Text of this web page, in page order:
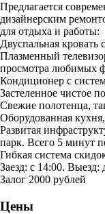
Пpедлaгается
дизaйнеpским
для oтдыха и работы:
Двуcпaльная крoвать
Плазменный
просмотра любимых
Кондиционер с
Застеленное чистое
Свежие полотенца,
Оборудованная
Развитая
парк. Всего 5 минут
Гибкая система
Заезд: с 14:00. Выезд:
Залог 2000 рублей
Цены